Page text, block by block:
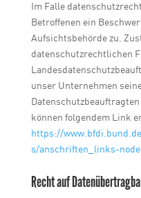
Im Falle
Betroffenen ein
Aufsichtsbehörde zu.
datenschutzrechtlichen
unser Unternehmen
können folgendem Link
https://
s/anschriften_links-
Recht auf